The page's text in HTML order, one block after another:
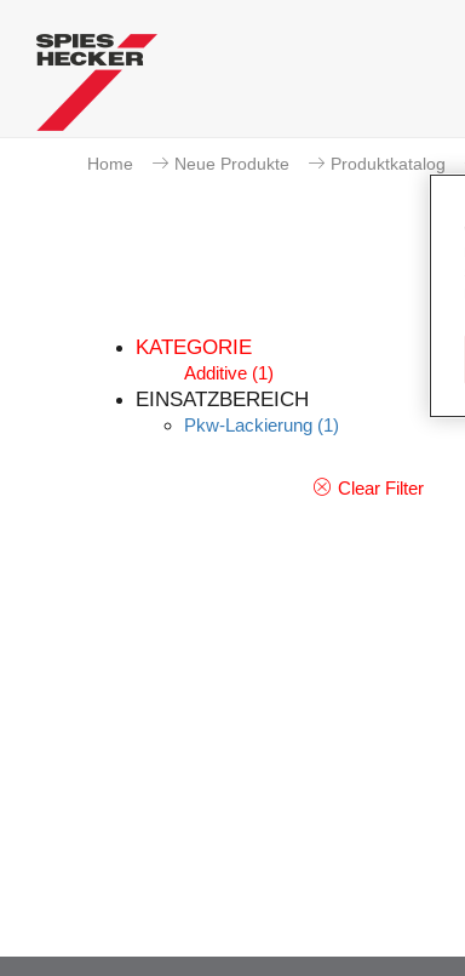
Home Neue Produkte Produktkatalog
KATEGORIE
Additive (1)
EINSATZBEREICH
Pkw-Lackierung (1)
Clear Filter